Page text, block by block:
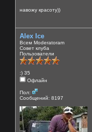
навожу красоту))
Alex Ice
Всем Moderatoram
Совет клуба
Пользователи
:) 35
Офлайн
Пол:
Сообщений: 8197